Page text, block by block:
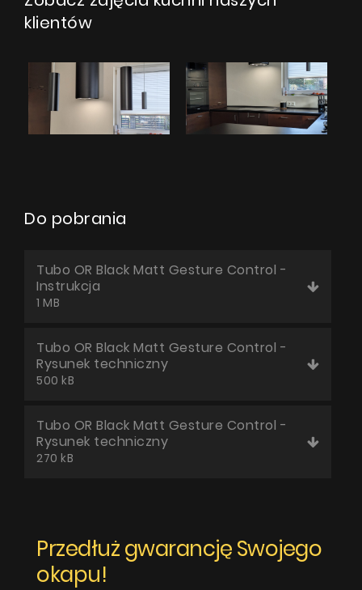
klientów
Do pobrania
Tubo OR Black Matt Gesture Control -
Instrukcja
1 MB
Tubo OR Black Matt Gesture Control -
Rysunek techniczny
500 kB
Tubo OR Black Matt Gesture Control -
Rysunek techniczny
270 kB
Przedłuż gwarancję Swojego
okapu!